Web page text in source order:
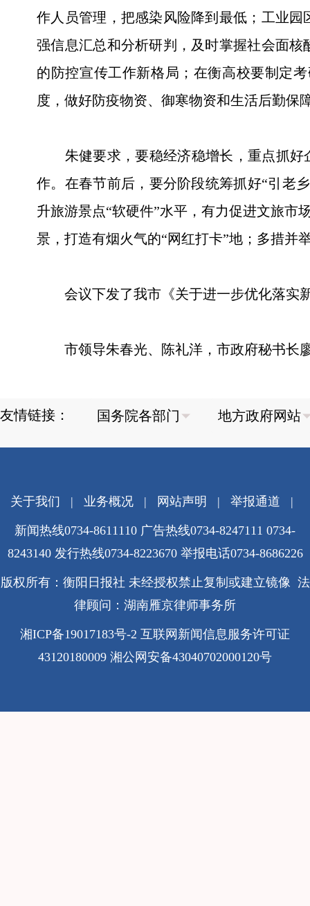
作人员管理，把感染风险降到最低；工业
强信息汇总和分析研判，及时掌握社会面
的防控宣传工作新格局；在衡高校要制定
度，做好防疫物资、御寒物资和生活后勤保
朱健要求，要稳经济稳增长，重点抓好
作。在春节前后，要分阶段统筹抓好“引老
升旅游景点“软硬件”水平，有力促进文旅市
景，打造有烟火气的“网红打卡”地；多措并
会议下发了我市《关于进一步优化落实
市领导朱春光、陈礼洋，市政府秘书长
友情链接：
关于我们 | 业务概况| 网站声明 | 举报通道 |
新闻热线0734-8611110 广告热线0734-8247111 0734-
8243140 发行热线0734-8223670 举报电话0734-8686226
版权所有：衡阳日报社 未经授权禁止复制或建立镜像 法
律顾问：湖南雁京律师事务所
湘ICP备19017183号-2 互联网新闻信息服务许可证
43120180009 湘公网安备43040702000120号